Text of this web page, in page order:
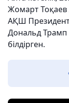
Жомарт
АҚШ
Дональд Трамп
білдірген.